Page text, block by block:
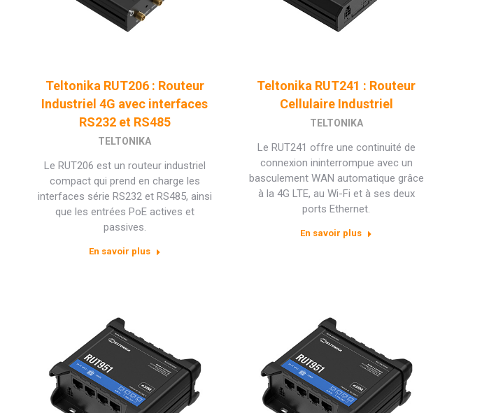
Teltonika RUT206 : Routeur
Industriel 4G avec interfaces
RS232 et RS485
TELTONIKA
Le RUT206 est un routeur industriel
compact qui prend en charge les
interfaces série RS232 et RS485, ainsi
que les entrées PoE actives et
passives.
En savoir plus
Teltonika RUT241 : Routeur
Cellulaire Industriel
TELTONIKA
Le RUT241 offre une continuité de
connexion ininterrompue avec un
basculement WAN automatique grâce
à la 4G LTE, au Wi-Fi et à ses deux
ports Ethernet.
En savoir plus